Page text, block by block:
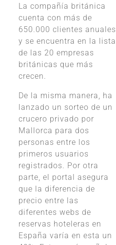
La compañí­a británica
cuenta con más de
650.000 clientes anuales
y se encuentra en la lista
de las 20 empresas
británicas que más
crecen.
De la misma manera, ha
lanzado un sorteo de un
crucero privado por
Mallorca para dos
personas entre los
primeros usuarios
registrados. Por otra
parte, el portal asegura
que la diferencia de
precio entre las
diferentes webs de
reservas hoteleras en
España varí­a en esta un